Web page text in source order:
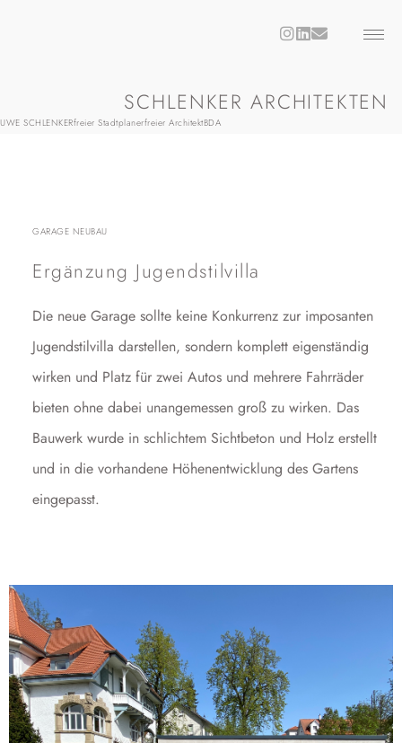
SCHLENKER ARCHITEKTEN
UWE SCHLENKERfreier Stadtplanerfreier ArchitektBDA
GARAGE NEUBAU
Ergänzung Jugendstilvilla
Die neue Garage sollte keine Konkurrenz zur imposanten
Jugendstilvilla darstellen, sondern komplett eigenständig
wirken und Platz für zwei Autos und mehrere Fahrräder
bieten ohne dabei unangemessen groß zu wirken. Das
Bauwerk wurde in schlichtem Sichtbeton und Holz erstellt
und in die vorhandene Höhenentwicklung des Gartens
eingepasst.